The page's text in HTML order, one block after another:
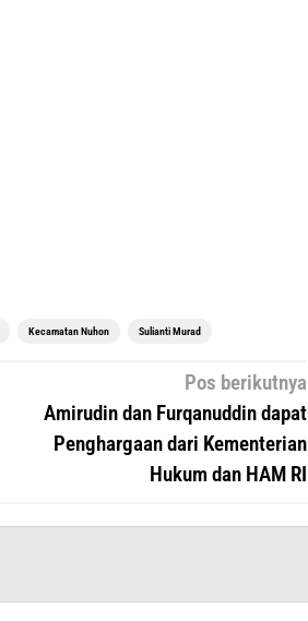
Kecamatan Nuhon Sulianti Murad
Pos berikutnya
Amirudin dan Furqanuddin dapat
Penghargaan dari Kementerian
Hukum dan HAM RI